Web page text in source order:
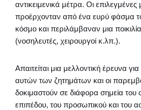
αντικειμενικά μέτρα. Οι επιλεγμένες
προέρχονταν από ένα ευρύ φάσμα
κόσμο και περιλάμβαναν μια
(νοσηλευτές, χειρουργοί κ.λπ.).
Απαιτείται μια μελλοντική έρευνα
αυτών των ζητημάτων και οι
δοκιμαστούν σε διάφορα σημεία του
επιπέδου, του προσωπικού και του